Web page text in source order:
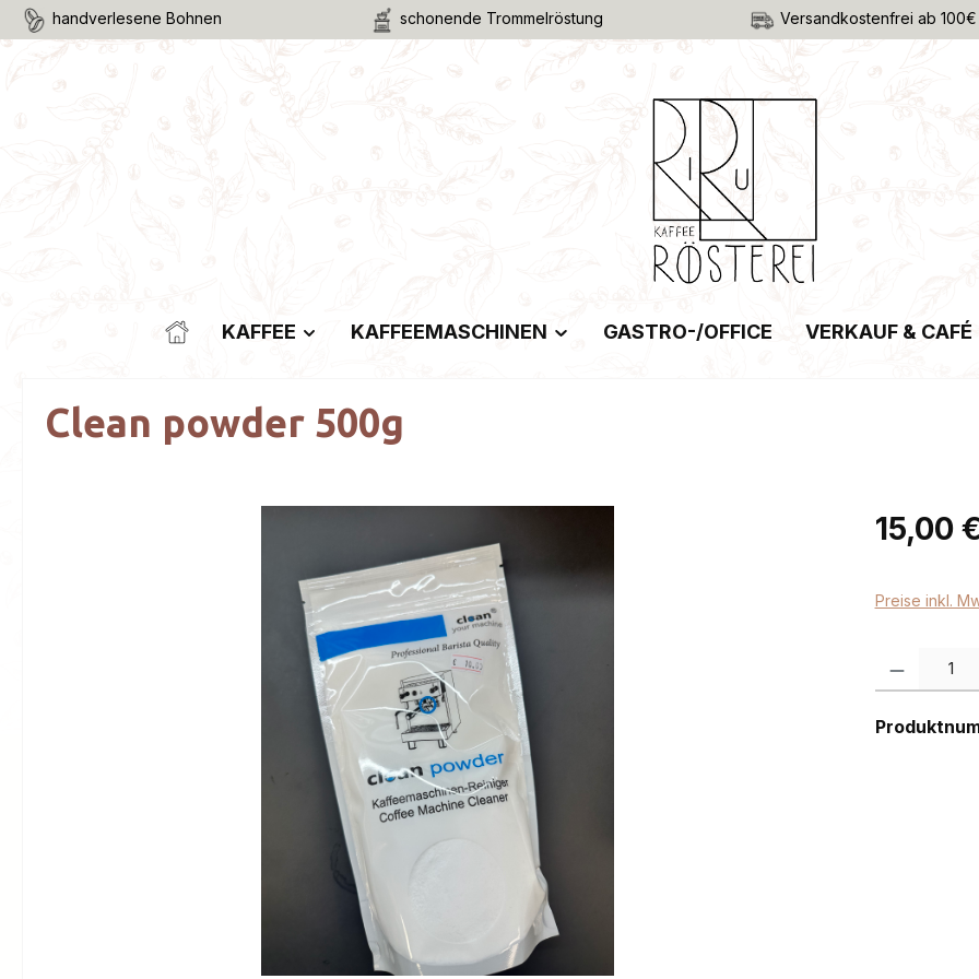
Hauptinhalt springen
Zur Suche springen
Zur Hauptnavigation springen
handverlesene Bohnen schonende Trommelröstung Versandkostenfrei ab 100€
KAFFEE KAFFEEMASCHINEN GASTRO-/OFFICE VERKAUF & CAFÉ
Clean powder 500g
Regulärer
15,00 €
Preise inkl.
Produkt